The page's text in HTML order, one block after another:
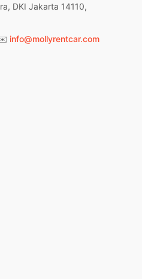
DKI Jakarta 14110,
info@mollyrentcar.com